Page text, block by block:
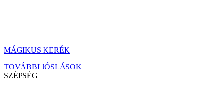
MÁGIKUS KERÉK
TOVÁBBI JÓSLÁSOK
SZÉPSÉG